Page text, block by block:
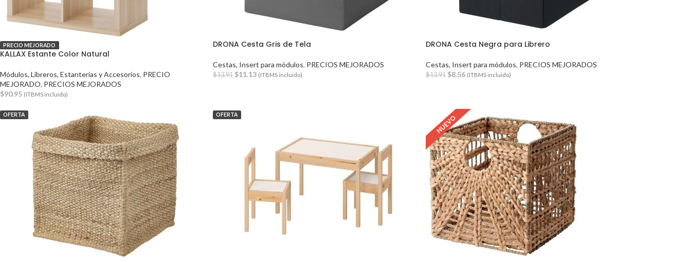
PRECIO MEJORADO
KALLAX Estante Color Natural
Módulos, Libreros, Estanterías y Accesorios, PRECIO
MEJORADO, PRECIOS MEJORADOS
$90.95 (ITBMS incluido)
DRONA Cesta Gris de Tela
Cestas, Insert para módulos, PRECIOS MEJORADOS
$13.91 $11.13 (ITBMS incluido)
DRONA Cesta Negra para Librero
Cestas, Insert para módulos, PRECIOS MEJORADOS
$13.91 $8.56 (ITBMS incluido)
OFERTA OFERTA NUEVO